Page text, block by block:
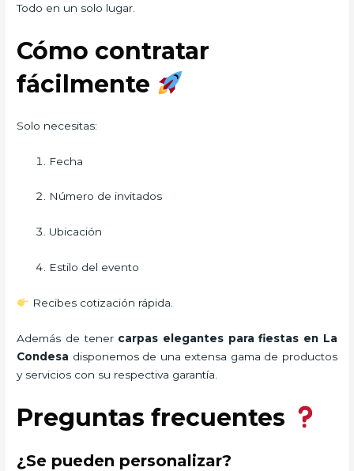
Todo en un solo lugar.
Cómo contratar
fácilmente
Solo necesitas:
Fecha
Número de invitados
Ubicación
Estilo del evento
Recibes cotización rápida.
Además de tener carpas elegantes para fiestas en La
Condesa disponemos de una extensa gama de productos
y servicios con su respectiva garantía.
Preguntas frecuentes
¿Se pueden personalizar?